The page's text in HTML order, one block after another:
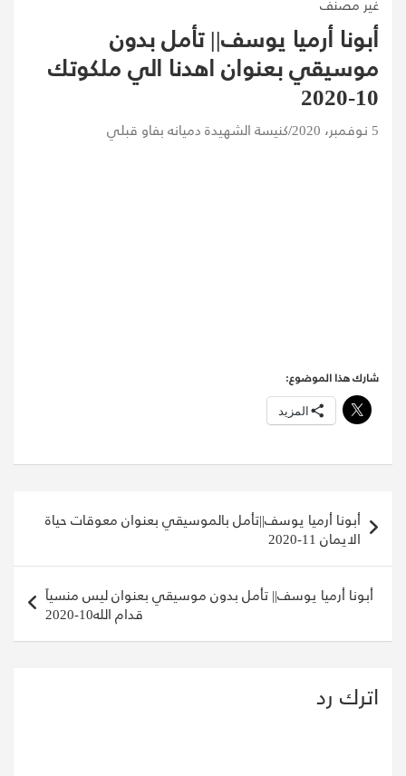
أبونا أرميا يوسف|| تأمل بدون
موسيقي بعنوان اهدنا الي ملكوتك
10-2020
5 نوفمبر، 2020 كنيسة الشهيدة دميانه بفاو قبلي
شارك هذا الموضوع:
المزيد
تصفّح
المقالات
أبونا أرميا يوسف||تأمل بالموسيقي بعنوان معوقات حياة
الايمان 11-2020
أبونا أرميا يوسف|| تأمل بدون موسيقي بعنوان ليس منسياً
قدام الله10-2020
اترك رد